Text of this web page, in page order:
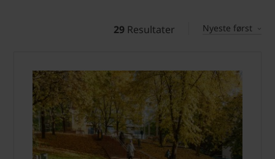
29 Resultater Nyeste først